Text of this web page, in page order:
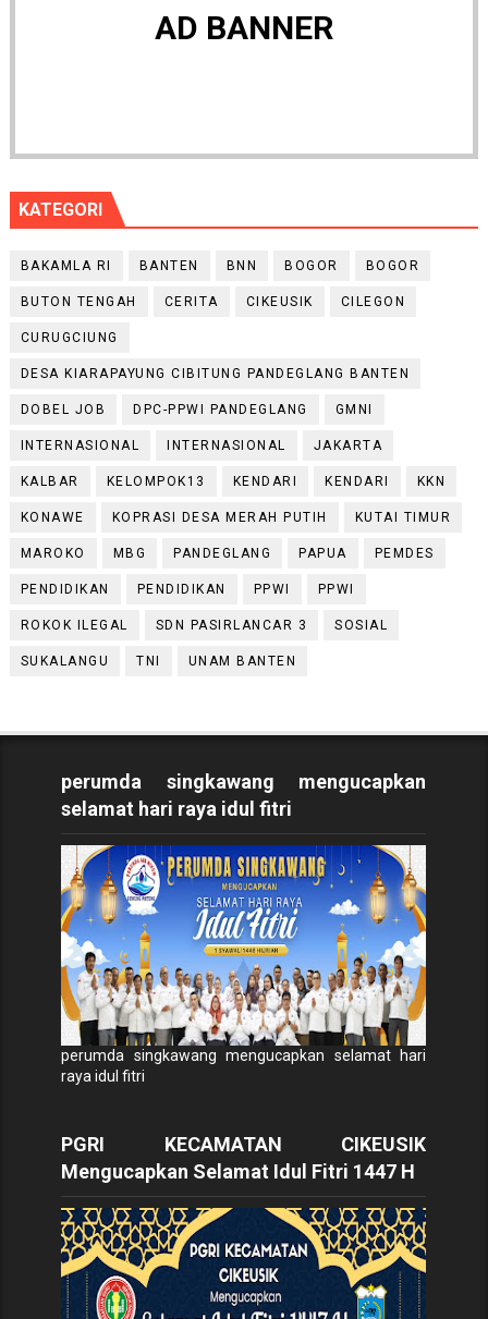
AD BANNER
KATEGORI
BAKAMLA RI BANTEN BNN BOGOR BOGOR
BUTON TENGAH CERITA CIKEUSIK CILEGON
CURUGCIUNG
DESA KIARAPAYUNG CIBITUNG PANDEGLANG BANTEN
DOBEL JOB DPC-PPWI PANDEGLANG GMNI
INTERNASIONAL INTERNASIONAL JAKARTA
KALBAR KELOMPOK13 KENDARI KENDARI KKN
KONAWE KOPRASI DESA MERAH PUTIH KUTAI TIMUR
MAROKO MBG PANDEGLANG PAPUA PEMDES
PENDIDIKAN PENDIDIKAN PPWI PPWI
ROKOK ILEGAL SDN PASIRLANCAR 3 SOSIAL
SUKALANGU TNI UNAM BANTEN
perumda singkawang mengucapkan
selamat hari raya idul fitri
perumda singkawang mengucapkan selamat hari
raya idul fitri
PGRI KECAMATAN CIKEUSIK
Mengucapkan Selamat Idul Fitri 1447 H